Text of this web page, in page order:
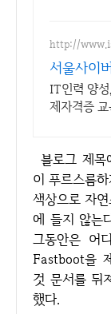
http://
서울사이
학과
생
IT인력 양
제자격증
지
블로그 제목에 들어가는 타이틀에 링크를 걸면 색상
이 푸르스름
색상으로 자
에 들지 않는
그동안은 어
Fastboot을
것 문서를 뒤
했다.